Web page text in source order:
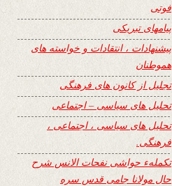
فوتی
پیامهای تبریکی
پیشنهادات ، انتقادات و خواسته های
هموطنان
تجلیل از کانون های فرهنگی
تحلیل های سیاسی – اجتماعی
تحلیل های سیاسی ، اجتماعی ،
فرهنگی.
تکملهء حواشی نفحات الانس شرح
حال مولانا جامی قدس سره